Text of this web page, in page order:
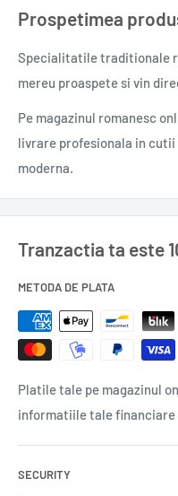
Juvinity,
noul ingredient
este numit şi Complexul
îndelungată a pielii.
0,050 l.
Prospetimea
Specialitatile traditionale
mereu proaspete si vin
Pe magazinul romanesc
livrare profesionala in
moderna.
Tranzactia ta este
METODA DE PLATA
Platile tale pe magazinul
informatiile tale financiare
SECURITY